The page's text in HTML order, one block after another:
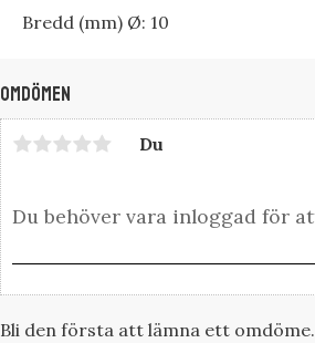
Bredd (mm) Ø: 10
Omdömen
Du
Bli den första att lämna ett omdöme.